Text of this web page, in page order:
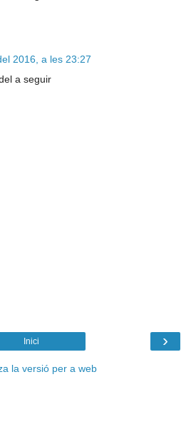
2016, a les 23:27
a seguir
›
Inici
la versió per a web